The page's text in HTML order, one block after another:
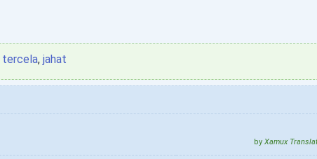
tercela, jahat
by Xamux